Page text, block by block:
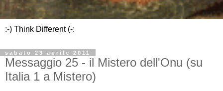
:-) Think Different (-:
sabato 23 aprile 2011
Messaggio 25 - il Mistero dell'Onu (su
Italia 1 a Mistero)